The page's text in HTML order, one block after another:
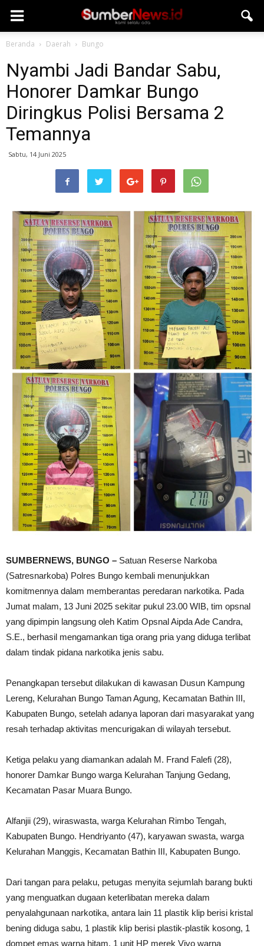
Beranda Daerah Bungo
Nyambi Jadi Bandar Sabu,
Honorer Damkar Bungo
Diringkus Polisi Bersama 2
Temannya
Sabtu, 14 Juni 2025
SUMBERNEWS, BUNGO – Satuan Reserse Narkoba
(Satresnarkoba) Polres Bungo kembali menunjukkan
komitmennya dalam memberantas peredaran narkotika. Pada
Jumat malam, 13 Juni 2025 sekitar pukul 23.00 WIB, tim opsnal
yang dipimpin langsung oleh Katim Opsnal Aipda Ade Candra,
S.E., berhasil mengamankan tiga orang pria yang diduga terlibat
dalam tindak pidana narkotika jenis sabu.
Penangkapan tersebut dilakukan di kawasan Dusun Kampung
Lereng, Kelurahan Bungo Taman Agung, Kecamatan Bathin III,
Kabupaten Bungo, setelah adanya laporan dari masyarakat yang
resah terhadap aktivitas mencurigakan di wilayah tersebut.
Ketiga pelaku yang diamankan adalah M. Frand Falefi (28),
honorer Damkar Bungo warga Kelurahan Tanjung Gedang,
Kecamatan Pasar Muara Bungo.
Alfanjii (29), wiraswasta, warga Kelurahan Rimbo Tengah,
Kabupaten Bungo. Hendriyanto (47), karyawan swasta, warga
Kelurahan Manggis, Kecamatan Bathin III, Kabupaten Bungo.
Dari tangan para pelaku, petugas menyita sejumlah barang bukti
yang menguatkan dugaan keterlibatan mereka dalam
penyalahgunaan narkotika, antara lain 11 plastik klip berisi kristal
bening diduga sabu, 1 plastik klip berisi plastik-plastik kosong, 1
dompet emas warna hitam, 1 unit HP merek Vivo warna